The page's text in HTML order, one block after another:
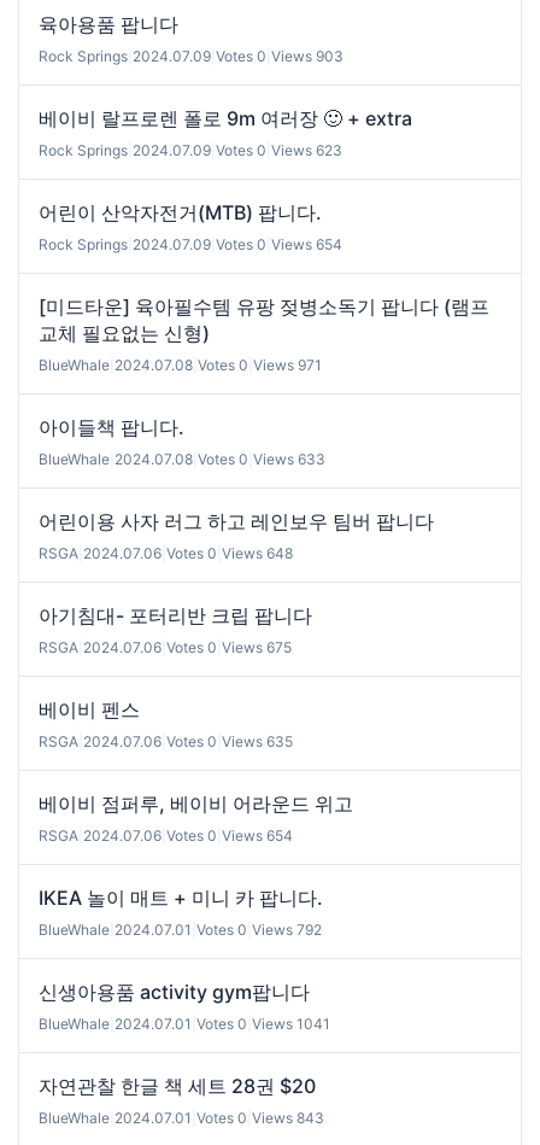
육아용품 팝니다
Rock Springs 2024.07.09 Votes 0 Views 903
베이비 랄프로렌 폴로 9m 여러장 🙂 + extra
Rock Springs 2024.07.09 Votes 0 Views 623
어린이 산악자전거(MTB) 팝니다.
Rock Springs 2024.07.09 Votes 0 Views 654
[미드타운] 육아필수템 유팡 젖병소독기 팝니다 (램프
교체 필요없는 신형)
BlueWhale 2024.07.08 Votes 0 Views 971
아이들책 팝니다.
BlueWhale 2024.07.08 Votes 0 Views 633
어린이용 사자 러그 하고 레인보우 팀버 팝니다
RSGA 2024.07.06 Votes 0 Views 648
아기침대- 포터리반 크립 팝니다
RSGA 2024.07.06 Votes 0 Views 675
베이비 펜스
RSGA 2024.07.06 Votes 0 Views 635
베이비 점퍼루, 베이비 어라운드 위고
RSGA 2024.07.06 Votes 0 Views 654
IKEA 놀이 매트 + 미니 카 팝니다.
BlueWhale 2024.07.01 Votes 0 Views 792
신생아용품 activity gym팝니다
BlueWhale 2024.07.01 Votes 0 Views 1041
자연관찰 한글 책 세트 28권 $20
BlueWhale 2024.07.01 Votes 0 Views 843